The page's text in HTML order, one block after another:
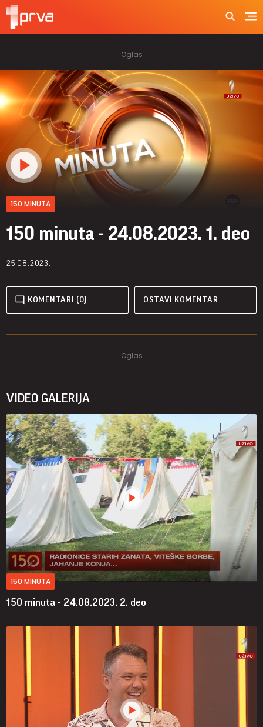
150 MINUTA
150 minuta - 24.08.2023. 1. deo
25.08.2023.
KOMENTARI (0) OSTAVI KOMENTAR
VIDEO GALERIJA
150 MINUTA
150 minuta - 24.08.2023. 2. deo